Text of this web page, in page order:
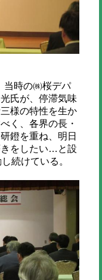
時の㈱桜デパ
氏が、停滞気味
様の特性を生か
く、各界の長・
鐙を重ね、明日
をしたい…と設
続けている。